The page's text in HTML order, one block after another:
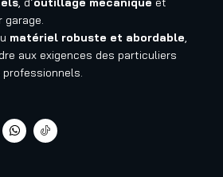
matériel robuste et abordable
aux exigences des particuliers